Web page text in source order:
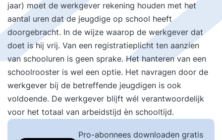
jaar) moet de werkgever rekening houden met het
aantal uren dat de jeugdige op school heeft
doorgebracht. In de wijze waarop de werkgever dat
doet is hij vrij. Van een registratieplicht ten aanzien
van schooluren is geen sprake. Het hanteren van een
schoolrooster is wel een optie. Het navragen door de
werkgever bij de betreffende jeugdigen is ook
voldoende. De werkgever blijft wél verantwoordelijk
voor het totaal van arbeidstijd èn schooltijd.
Pro-abonnees downloaden gratis